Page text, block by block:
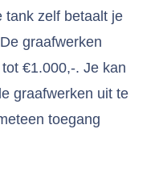
tank zelf betaalt je
graafwerken
€1.000,-. Je kan
graafwerken uit te
toegang